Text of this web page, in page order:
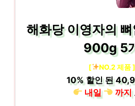
해화당 이영자의
900g 5
[ NO.2 제품 ]
10% 할인 된
내일
까지